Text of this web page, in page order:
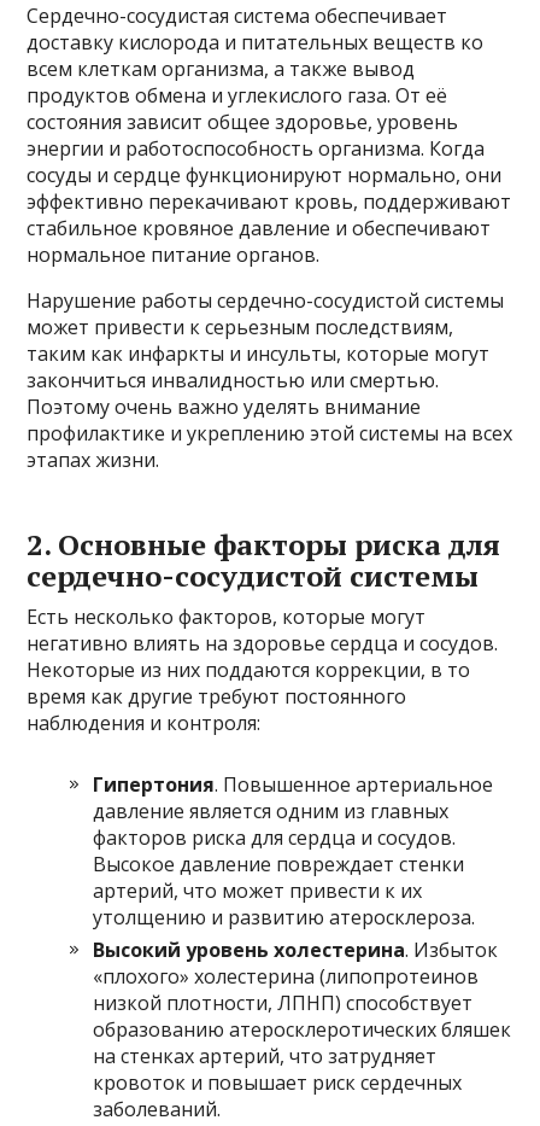
Сердечно-сосудистая система обеспечивает
доставку кислорода и питательных веществ ко
всем клеткам организма, а также вывод
продуктов обмена и углекислого газа. От её
состояния зависит общее здоровье, уровень
энергии и работоспособность организма. Когда
сосуды и сердце функционируют нормально, они
эффективно перекачивают кровь, поддерживают
стабильное кровяное давление и обеспечивают
нормальное питание органов.
Нарушение работы сердечно-сосудистой системы
может привести к серьезным последствиям,
таким как инфаркты и инсульты, которые могут
закончиться инвалидностью или смертью.
Поэтому очень важно уделять внимание
профилактике и укреплению этой системы на всех
этапах жизни.
2. Основные факторы риска для
сердечно-сосудистой системы
Есть несколько факторов, которые могут
негативно влиять на здоровье сердца и сосудов.
Некоторые из них поддаются коррекции, в то
время как другие требуют постоянного
наблюдения и контроля:
Гипертония. Повышенное артериальное
давление является одним из главных
факторов риска для сердца и сосудов.
Высокое давление повреждает стенки
артерий, что может привести к их
утолщению и развитию атеросклероза.
Высокий уровень холестерина. Избыток
«плохого» холестерина (липопротеинов
низкой плотности, ЛПНП) способствует
образованию атеросклеротических бляшек
на стенках артерий, что затрудняет
кровоток и повышает риск сердечных
заболеваний.